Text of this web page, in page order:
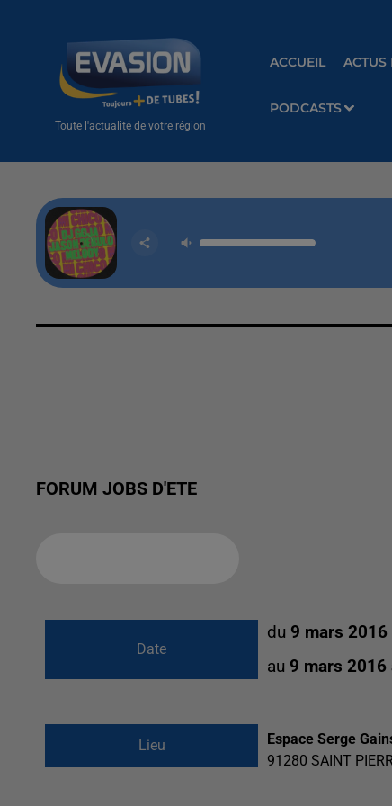
Toute l'actualité de votre région
ACCUEIL ACTUS
PODCASTS
FORUM JOBS D'ETE
Date
du 9 mars 2016
au 9 mars 2016
Lieu
Espace Serge
91280 SAINT